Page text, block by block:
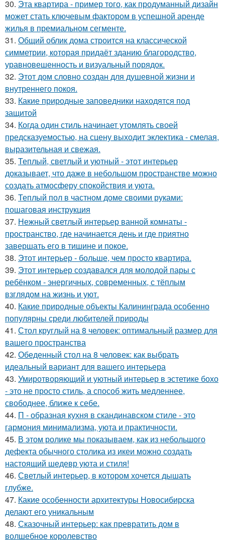
30. Эта квартира - пример того, как продуманный дизайн
может стать ключевым фактором в успешной аренде
жилья в премиальном сегменте.
31. Общий облик дома строится на классической
симметрии, которая придаёт зданию благородство,
уравновешенность и визуальный порядок.
32. Этот дом словно создан для душевной жизни и
внутреннего покоя.
33. Какие природные заповедники находятся под
защитой
34. Когда один стиль начинает утомлять своей
предсказуемостью, на сцену выходит эклектика - смелая,
выразительная и свежая.
35. Теплый, светлый и уютный - этот интерьер
доказывает, что даже в небольшом пространстве можно
создать атмосферу спокойствия и уюта.
36. Теплый пол в частном доме своими руками:
пошаговая инструкция
37. Нежный светлый интерьер ванной комнаты -
пространство, где начинается день и где приятно
завершать его в тишине и покое.
38. Этот интерьер - больше, чем просто квартира.
39. Этот интерьер создавался для молодой пары с
ребёнком - энергичных, современных, с тёплым
взглядом на жизнь и уют.
40. Какие природные объекты Калининграда особенно
популярны среди любителей природы
41. Стол круглый на 8 человек: оптимальный размер для
вашего пространства
42. Обеденный стол на 8 человек: как выбрать
идеальный вариант для вашего интерьера
43. Умиротворяющий и уютный интерьер в эстетике бохо
- это не просто стиль, а способ жить медленнее,
свободнее, ближе к себе.
44. П - образная кухня в скандинавском стиле - это
гармония минимализма, уюта и практичности.
45. В этом ролике мы показываем, как из небольшого
дефекта обычного столика из икеи можно создать
настоящий шедевр уюта и стиля!
46. Светлый интерьер, в котором хочется дышать
глубже.
47. Какие особенности архитектуры Новосибирска
делают его уникальным
48. Сказочный интерьер: как превратить дом в
волшебное королевство